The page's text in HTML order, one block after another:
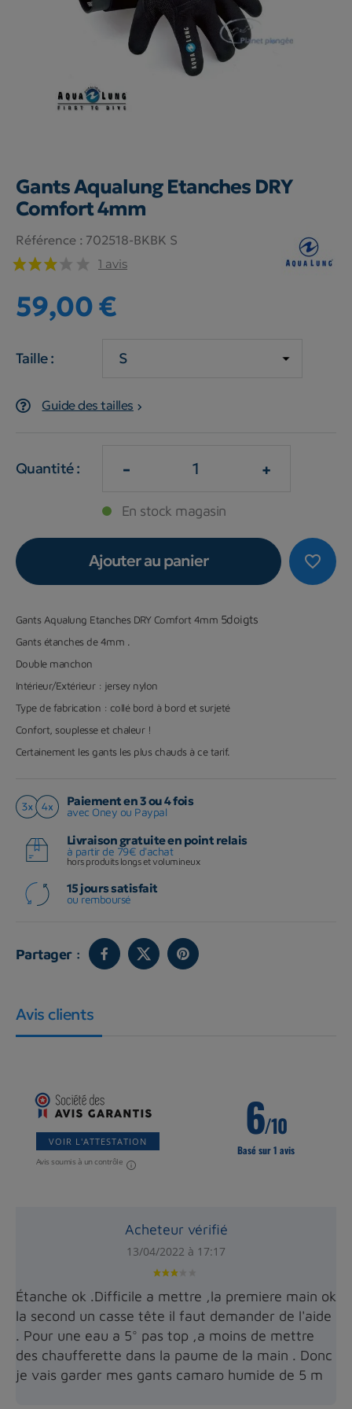
Gants Aqualung Etanches DRY
Comfort 4mm
Référence : 702518-BKBK S
1 avis
59,00 €
Taille :
Guide des tailles
Quantité : - +
En stock magasin
favorite_border
Ajouter au panier
Gants Aqualung Etanches DRY Comfort 4mm 5doigts
Gants étanches de 4mm .
Double manchon
Intérieur/Extérieur: jersey nylon
Type de fabrication : collé bord à bord et surjeté
Confort, souplesse et chaleur !
Certainement les gants les plus chauds à ce tarif.
Paiement en 3 ou 4 fois
avec Oney ou Paypal
Livraison gratuite en point relais
à partir de 79€ d'achat
hors produits longs et volumineux
15 jours satisfait
ou remboursé
Partager :
Avis clients
VOIR L'ATTESTATION
Avis soumis à un contrôle
6/10
Basé sur 1 avis
Acheteur vérifié
13/04/2022 à 17:17
Étanche ok .Difficile a mettre ,la premiere main ok
la second un casse tête il faut demander de l'aide
. Pour une eau a 5° pas top ,a moins de mettre
des chaufferette dans la paume de la main . Donc
je vais garder mes gants camaro humide de 5 m